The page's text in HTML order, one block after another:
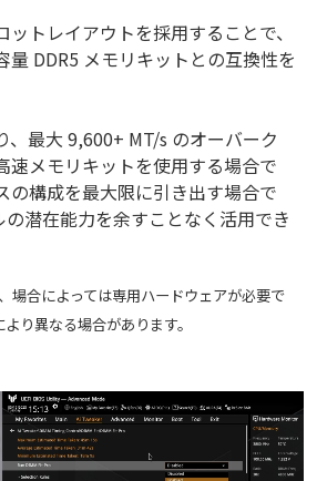
トレイアウトを採用することで、
量 DDR5 メモリキットとの互換性を
、最大 9,600+ MT/s のオーバーク
速メモリキットを使用する場合で
の構成を最大限に引き出す場合で
の潜在能力を余すことなく活用でき
場合によっては専用ハードウェアが必要で
り異なる場合があります。